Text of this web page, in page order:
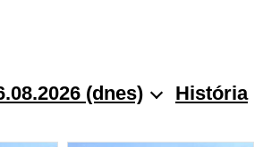
(dnes)
História